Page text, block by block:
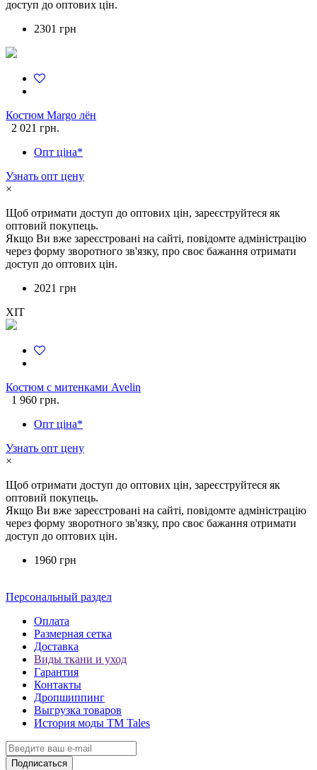
доступ до оптових цін.
2301 грн
Костюм Margo лён
2 021 грн.
Опт ціна*
Узнать опт цену
×
Щоб отримати доступ до оптових цін, зареєструйтеся як
оптовий покупець.
Якщо Ви вже зареєстровані на сайті, повідомте адміністрацію
через форму зворотного зв'язку, про своє бажання отримати
доступ до оптових цін.
2021 грн
ХІТ
Костюм c митенками Avelin
1 960 грн.
Опт ціна*
Узнать опт цену
×
Щоб отримати доступ до оптових цін, зареєструйтеся як
оптовий покупець.
Якщо Ви вже зареєстровані на сайті, повідомте адміністрацію
через форму зворотного зв'язку, про своє бажання отримати
доступ до оптових цін.
1960 грн
Персональный раздел
Оплата
Размерная сетка
Доставка
Виды ткани и уход
Гарантия
Контакты
Дропшиппинг
Выгрузка товаров
История моды ТМ Tales
Подписаться